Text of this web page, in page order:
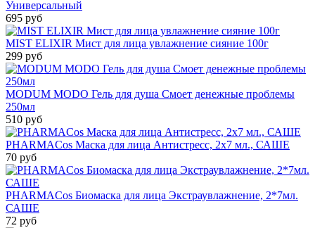
Универсальный
695 руб
MIST ELIXIR Мист для лица увлажнение сияние 100г
299 руб
MODUM MODO Гель для душа Смоет денежные проблемы
250мл
510 руб
PHARMACos Маска для лица Антистресс, 2x7 мл., САШЕ
70 руб
PHARMACos Биомаска для лица Экстраувлажнение, 2*7мл.
САШЕ
72 руб